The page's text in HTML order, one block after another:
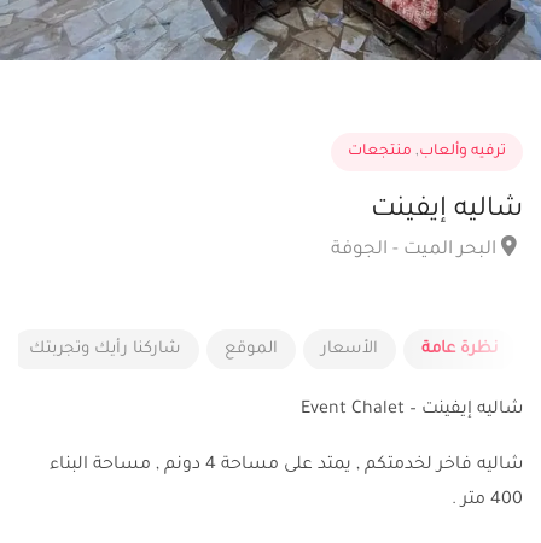
ترفيه وألعاب, منتجعات
شاليه إيفينت
البحر الميت - الجوفة
نظرة عامة الأسعار الموقع شاركنا رأيك وتجربتك
شاليه إيفينت – Event Chalet
شاليه فاخر لخدمتكم , يمتد على مساحة 4 دونم , مساحة البناء
400 متر .